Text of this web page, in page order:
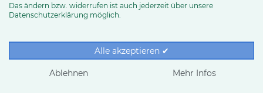
Das ändern bzw. widerrufen ist auch jederzeit über unsere
Datenschutzerklärung möglich.
Alle akzeptieren ✔
Ablehnen Mehr Infos